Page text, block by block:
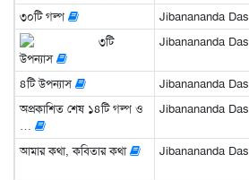
৩০টি গল্প Jibanananda Das
৩টি
উপন্যাস
Jibanananda Das
৪টি উপন্যাস Jibanananda Das
অপ্রকাশিত শেষ ১৪টি গল্প ও
…
Jibanananda Das
আমার কথা, কবিতার কথা Jibanananda Das